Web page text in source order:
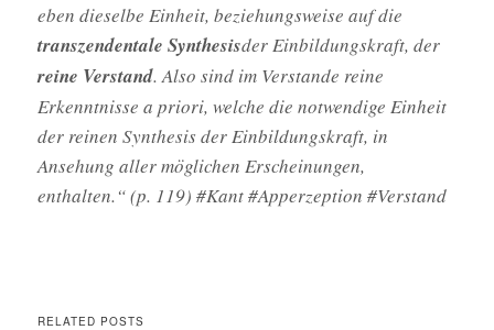
eben dieselbe Einheit, beziehungsweise auf die
transzendentale Synthesisder Einbildungskraft, der
reine Verstand. Also sind im Verstande reine
Erkenntnisse a priori, welche die notwendige Einheit
der reinen Synthesis der Einbildungskraft, in
Ansehung aller möglichen Erscheinungen,
enthalten.“ (p. 119) #Kant #Apperzeption #Verstand
RELATED POSTS